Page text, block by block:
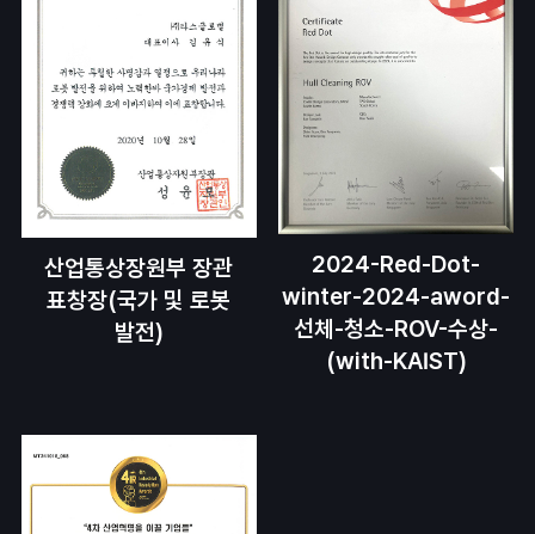
산업통상장원부 장관
표창장(국가 및 로봇
발전)
2024-Red-Dot-
winter-2024-aword-
선체-청소-ROV-수상-
(with-KAIST)